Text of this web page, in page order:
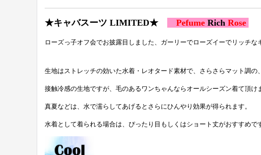
★キャバスーツ LIMITED★ Pefume Rich Rose
ローズっ子オフ会でお披露目しました、ガーリーでローズイーでリッチな
生地はストレッチの効いた水着・レオタード素材で、さらさらマット調の
接触冷感の生地ですが、毛のあるワンちゃんならオールシーズン着て頂け
真夏などは、水で濡らしてあげるとさらにひんやり効果が得られます。
水着として着られる場合は、ぴったり目もしくはショート丈がおすすめで